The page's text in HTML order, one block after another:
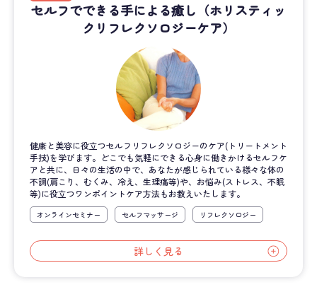
セルフでできる手による癒し（ホリスティッ
クリフレクソロジーケア）
健康と美容に役立つセルフリフレクソロジーのケア(トリートメント
手技)を学びます。どこでも気軽にできる心身に働きかけるセルフケ
アと共に、日々の生活の中で、あなたが感じられている様々な体の
不調(肩こり、むくみ、冷え、生理痛等)や、お悩み(ストレス、不眠
等)に役立つワンポイントケア方法もお教えいたします。
オンラインセミナー セルフマッサージ リフレクソロジー
詳しく見る